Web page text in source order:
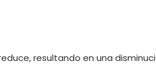
resultando en una